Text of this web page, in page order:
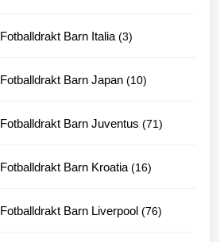
Fotballdrakt Barn Italia 33
Fotballdrakt Barn Japan 1010
Fotballdrakt Barn Juventus 7171
Fotballdrakt Barn Kroatia 1616
Fotballdrakt Barn Liverpool 7676